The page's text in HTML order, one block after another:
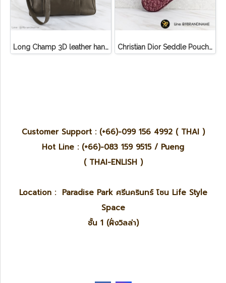
Long Champ 3D leather handbag Christian Dior Seddle Pouch Accessory Hand Bag
Customer Support : (+66)-099 156 4992 ( THAI )
Hot Line : (+66)-083 159 9515 / Pueng
( THAI-ENLISH )
Location : Paradise Park ศรีนครินทร์ โซน Life Style
Space
ชั้น 1 (ฝั่งวิลล่า)